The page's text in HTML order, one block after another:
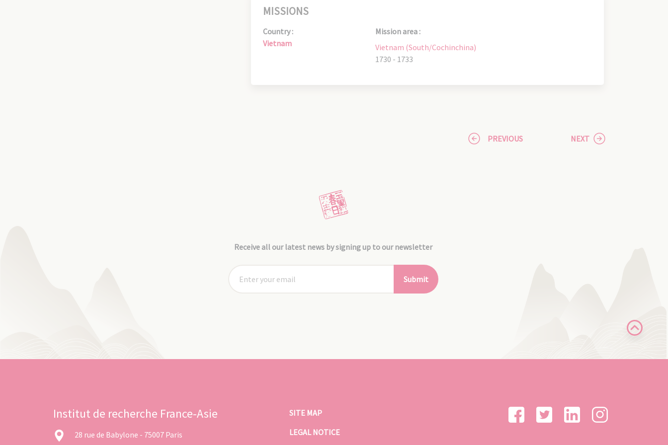
MISSIONS
Country :
Vietnam
Mission area :
Vietnam (South/Cochinchina)
1730 - 1733
PREVIOUS NEXT
Receive all our latest news by signing up to our newsletter
Submit
Institut de recherche France-Asie
28 rue de Babylone - 75007 Paris
SITE MAP
LEGAL NOTICE